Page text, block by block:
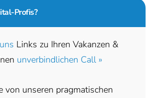
Profis?
Links zu Ihren Vakanzen &
unverbindlichen Call »
von unseren pragmatischen